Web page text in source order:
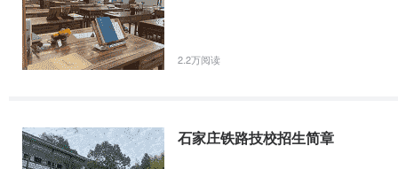
石家庄铁路技校师资力量
做到了规范管理，严谨治校。在“重人品、厚基础、强能力、宽适应”
力为本位，科学设计教学安排，合理设置课程，及时调整教学内容
2.2万阅读
石家庄铁路技校招生简章